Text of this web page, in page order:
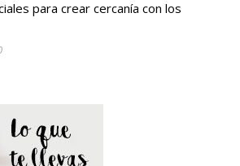
para crear cercanía con los